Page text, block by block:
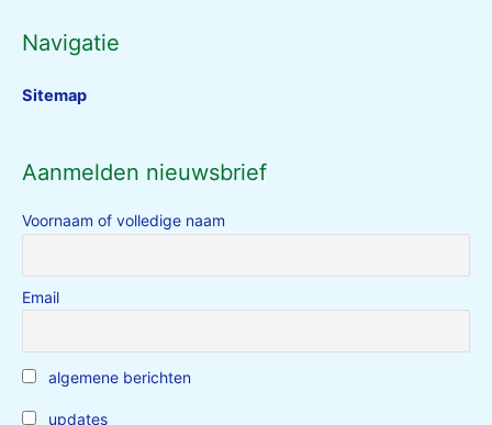
Navigatie
Sitemap
Aanmelden nieuwsbrief
Voornaam of volledige naam
Email
algemene berichten
updates